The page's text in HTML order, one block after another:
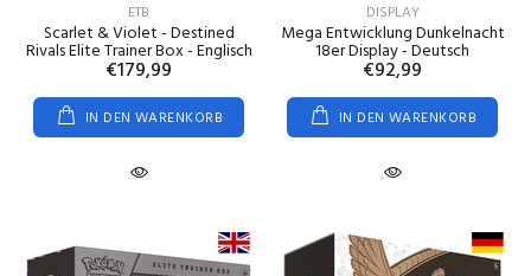
ETB
Scarlet & Violet - Destined
Rivals Elite Trainer Box - Englisch
€179,99
IN DEN WARENKORB
DISPLAY
Mega Entwicklung Dunkelnacht
18er Display - Deutsch
€92,99
IN DEN WARENKORB